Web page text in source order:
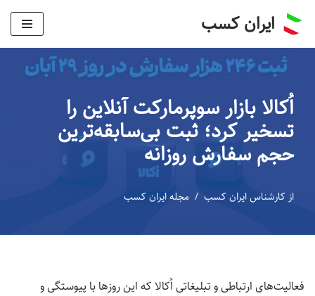
پرش
محتوا
ایران کسب
اُکالا بازار سوپرمارکت آنلاین را
تسخیر کرد؛ ثبت بی‌سابقه‌ترین
حجم سفارش روزانه
از کارشناس ایران کسب مجله ایران کسب
فعالیت‌های ارتباطی و تبلیغاتی اُکالا که این روزها با پیوستگی و